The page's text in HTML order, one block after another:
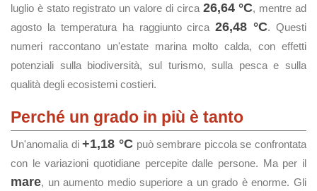
luglio è stato registrato un valore di circa 26,64 °C, mentre ad
agosto la temperatura ha raggiunto circa26,48 °C. Questi
numeri raccontano un'estate marina molto calda, con effetti
potenziali sulla biodiversità, sul turismo, sulla pesca e sulla
qualità degli ecosistemi costieri.
Perché un grado in più è tanto
Un'anomalia di+1,18 °Cpuò sembrare piccola se confrontata
con le variazioni quotidiane percepite dalle persone. Ma per il
mare, un aumento medio superiore a un grado è enorme. Gli